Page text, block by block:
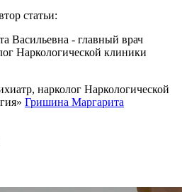
статьи:
нарколог Наркологической
Гришина Маргарита